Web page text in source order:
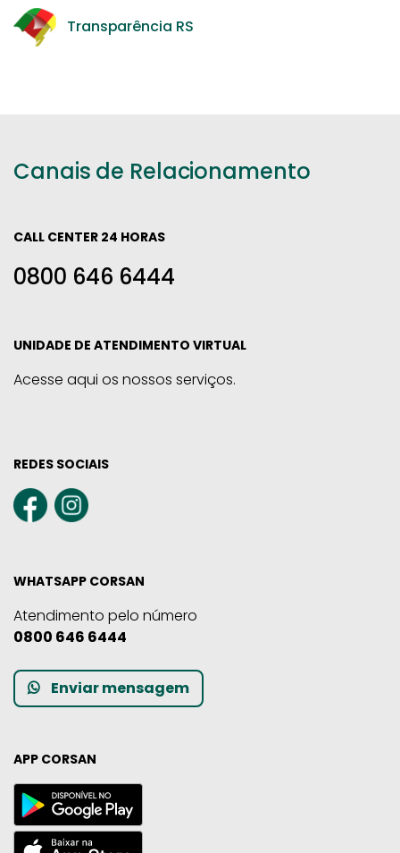
Transparência RS
Canais de Relacionamento
CALL CENTER 24 HORAS
0800 646 6444
UNIDADE DE ATENDIMENTO VIRTUAL
Acesse aqui os nossos serviços.
REDES SOCIAIS
WHATSAPP CORSAN
Atendimento pelo número
0800 646 6444
Enviar mensagem
APP CORSAN